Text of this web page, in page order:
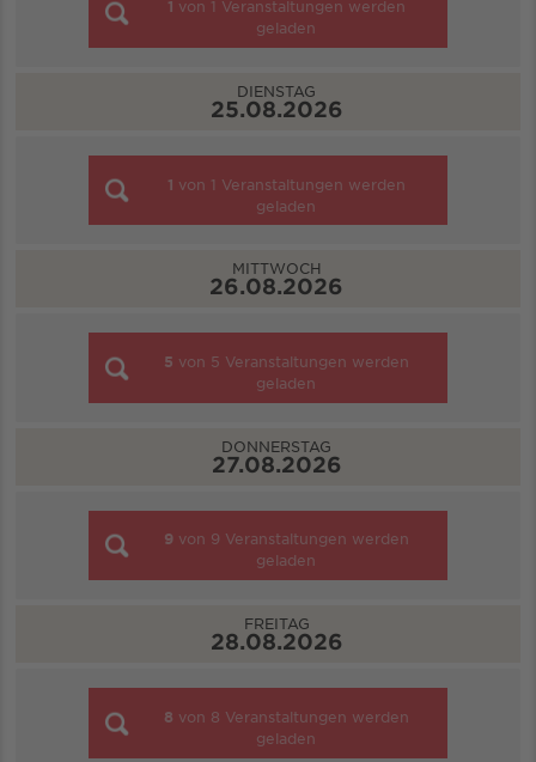
1 von 1 Veranstaltungen werden
geladen
DIENSTAG
25.08.2026
1 von 1 Veranstaltungen werden
geladen
MITTWOCH
26.08.2026
5 von 5 Veranstaltungen werden
geladen
DONNERSTAG
27.08.2026
9 von 9 Veranstaltungen werden
geladen
FREITAG
28.08.2026
8 von 8 Veranstaltungen werden
geladen